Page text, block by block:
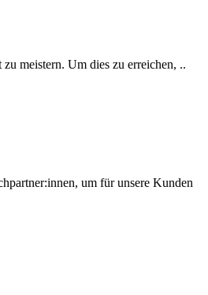
meistern. Um dies zu erreichen, ..
um für unsere Kunden